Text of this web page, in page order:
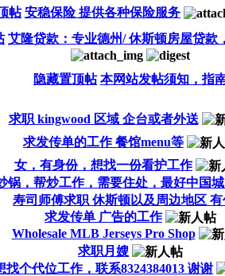
帖 安稳保险 提供各种保险服务
艾隆贷款：专业德州/ 休斯顿房屋贷款
隐藏置顶帖 本网站发帖须知，指
求职 kingwood 区域 企台或者外送
求发传单的工作 餐馆menu等
女，有身份，想找一份看护工作
锅，帮炒工作，需要住处，最好中国
寿司师傅求职 休斯顿以及周边地区
求发传单 广告的工作
Wholesale MLB Jerseys Pro Shop
求职月嫂
找个代位工作，联系8324384013 谢谢